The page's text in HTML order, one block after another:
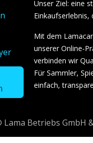
Unser Ziel: eine
Einkaufserlebnis,
Mit dem
unserer Online-
verbinden wir
Für Sammler,
einfach,
Betriebs GmbH &